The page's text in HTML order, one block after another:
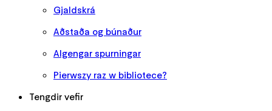
Gjaldskrá
Aðstaða og búnaður
Algengar spurningar
Pierwszy raz w bibliotece?
Tengdir vefir